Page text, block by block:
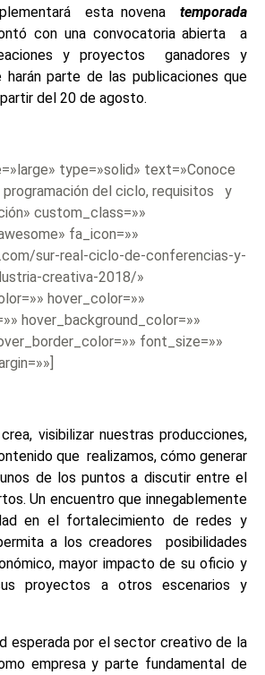
esta novena temporada
con una convocatoria abierta a
y proyectos ganadores y
harán parte de las publicaciones que
del 20 de agosto.
type=»solid» text=»Conoce
programación del ciclo, requisitos y
custom_class=»»
fa_icon=»»
sur-real-ciclo-de-conferencias-y-
creativa-2018/»
hover_color=»»
hover_background_color=»»
font_size=»»
visibilizar nuestras producciones,
que realizamos, cómo generar
de los puntos a discutir entre el
Un encuentro que innegablemente
en el fortalecimiento de redes y
a los creadores posibilidades
mayor impacto de su oficio y
proyectos a otros escenarios y
esperada por el sector creativo de la
empresa y parte fundamental de